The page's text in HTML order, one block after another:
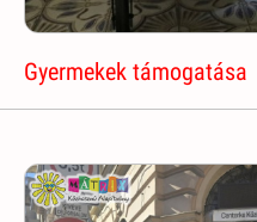
Gyermekek támogatása